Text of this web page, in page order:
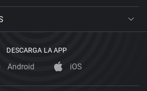
DESCARGA LA APP
Android iOS